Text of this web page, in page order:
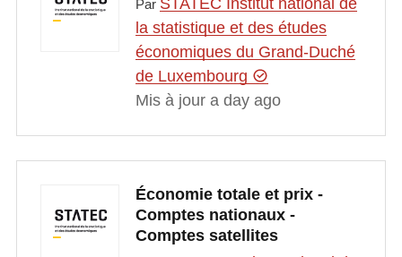
Par STATEC Institut national de
la statistique et des études
économiques du Grand-Duché
de Luxembourg
Mis à jour a day ago
Économie totale et prix -
Comptes nationaux -
Comptes satellites